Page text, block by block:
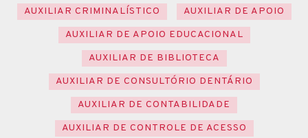
AUXILIAR CRIMINALÍSTICO
AUXILIAR DE APOIO
AUXILIAR DE APOIO EDUCACIONAL
AUXILIAR DE BIBLIOTECA
AUXILIAR DE CONSULTÓRIO DENTÁRIO
AUXILIAR DE CONTABILIDADE
AUXILIAR DE CONTROLE DE ACESSO